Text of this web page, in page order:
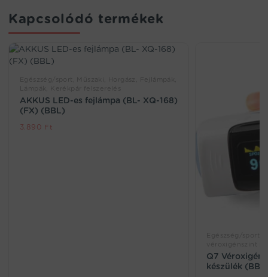
Kapcsolódó termékek
AKKUS LED-es fejlámpa (BL- XQ-168)
(FX) (BBL)
3.890 Ft
Q7 Véroxigén
készülék